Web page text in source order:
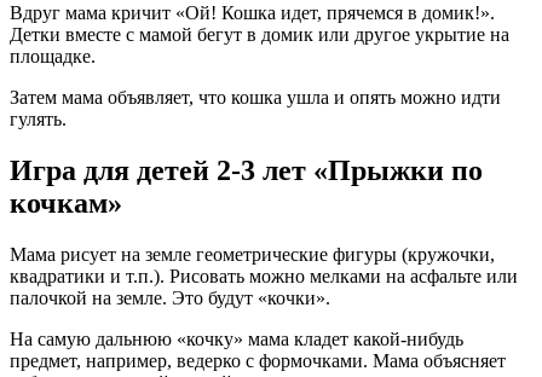
Вдруг мама кричит «Ой! Кошка идет, прячемся в домик!».
Детки вместе с мамой бегут в домик или другое укрытие на
площадке.
Затем мама объявляет, что кошка ушла и опять можно идти
гулять.
Игра для детей 2-3 лет «Прыжки по
кочкам»
Мама рисует на земле геометрические фигуры (кружочки,
квадратики и т.п.). Рисовать можно мелками на асфальте или
палочкой на земле. Это будут «кочки».
На самую дальнюю «кочку» мама кладет какой-нибудь
предмет, например, ведерко с формочками. Мама объясняет